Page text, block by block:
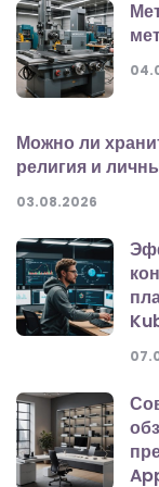
Можно ли
религия и
03.08.2026